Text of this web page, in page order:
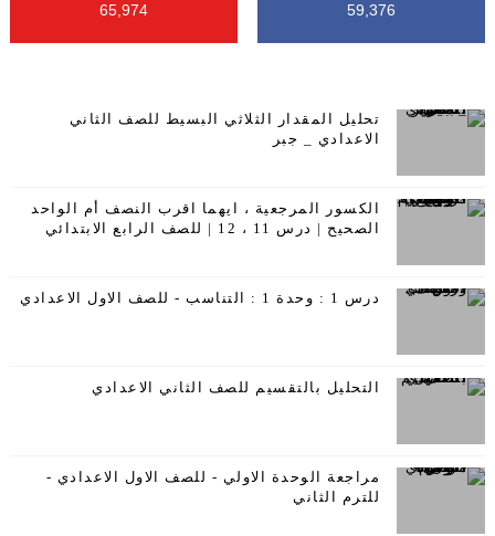
59,376
65,974
تحليل المقدار الثلاثي البسيط للصف الثاني
الاعدادي _ جبر
الكسور المرجعية ، ايهما اقرب النصف أم الواحد
الصحيح | درس 11 ، 12 | للصف الرابع الابتدائي
درس 1 : وحدة 1 : التناسب - للصف الاول الاعدادي
التحليل بالتقسيم للصف الثاني الاعدادي
مراجعة الوحدة الاولي - للصف الاول الاعدادي -
للترم الثاني